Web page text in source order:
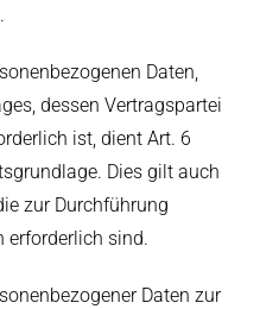
Daten,
dessen Vertragspartei
ist, dient Art. 6
Dies gilt auch
zur Durchführung
erforderlich sind.
Daten zur